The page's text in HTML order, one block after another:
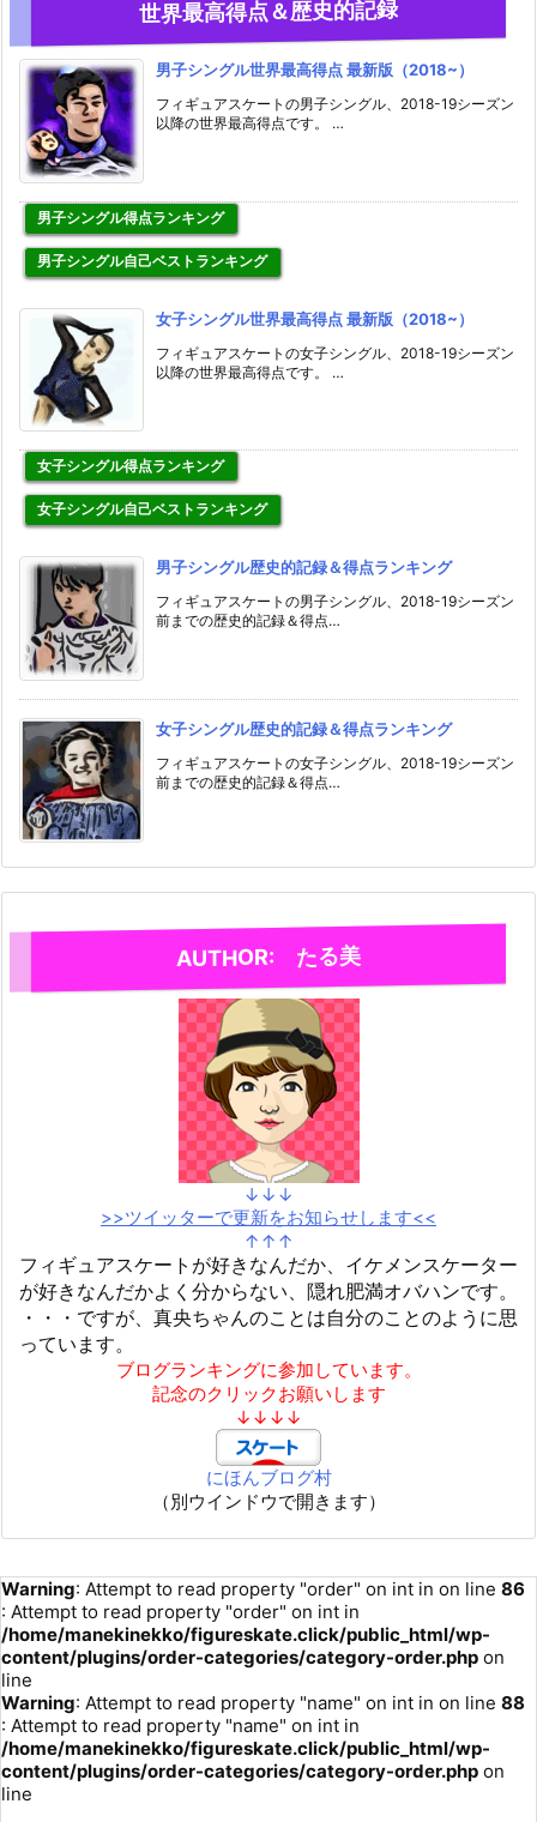
世界最高得点＆歴史的記録
男子シングル世界最高得点 最新版（2018~）
フィギュアスケートの男子シングル、2018-19シーズン
以降の世界最高得点です。 …
男子シングル得点ランキング
男子シングル自己ベストランキング
女子シングル世界最高得点 最新版（2018~）
フィギュアスケートの女子シングル、2018-19シーズン
以降の世界最高得点です。 …
女子シングル得点ランキング
女子シングル自己ベストランキング
男子シングル歴史的記録＆得点ランキング
フィギュアスケートの男子シングル、2018-19シーズン
前までの歴史的記録＆得点…
女子シングル歴史的記録＆得点ランキング
フィギュアスケートの女子シングル、2018-19シーズン
前までの歴史的記録＆得点…
AUTHOR: たる美
↓↓↓
>>ツイッターで更新をお知らせします<<
↑↑↑
フィギュアスケートが好きなんだか、イケメンスケーター
が好きなんだかよく分からない、隠れ肥満オバハンです。
・・・ですが、真央ちゃんのことは自分のことのように思
っています。
ブログランキングに参加しています。
記念のクリックお願いします
↓↓↓↓
にほんブログ村
（別ウインドウで開きます）
Warning: Attempt to read property "order" on int in on line 86
: Attempt to read property "order" on int in
/home/manekinekko/figureskate.click/public_html/wp-
content/plugins/order-categories/category-order.php on
line
Warning: Attempt to read property "name" on int in on line 88
: Attempt to read property "name" on int in
/home/manekinekko/figureskate.click/public_html/wp-
content/plugins/order-categories/category-order.php on
line